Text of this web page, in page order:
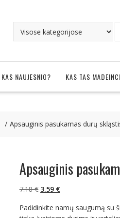
KAS NAUJESNIO? KAS TAS
Apsauginis pasukamas durų
Apsauginis
7.18€ Original
was:
3.59 €Current
is:
Padidinkite namų saugumą su